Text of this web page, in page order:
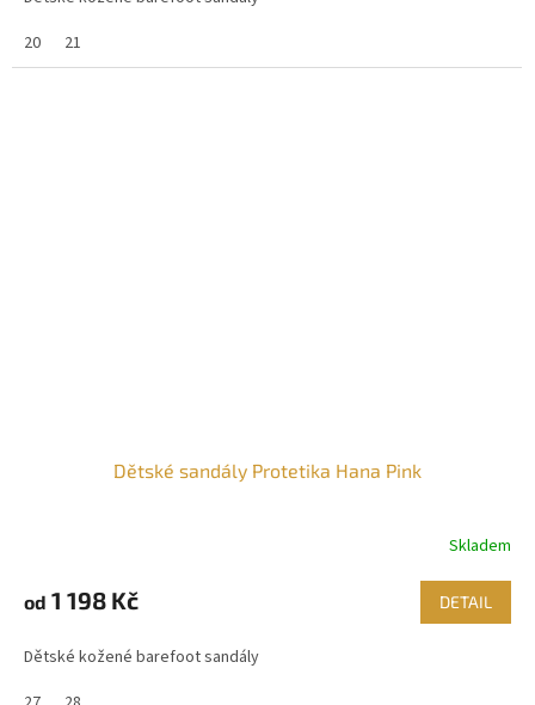
20
21
Dětské sandály Protetika Hana Pink
Skladem
od 1 198 Kč DETAIL
Dětské kožené barefoot sandály